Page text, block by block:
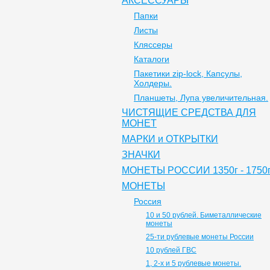
Папки
Листы
Кляссеры
Каталоги
Пакетики zip-lock, Капсулы,
Холдеры.
Планшеты, Лупа увеличительная.
ЧИСТЯЩИЕ СРЕДСТВА ДЛЯ
МОНЕТ
МАРКИ и ОТКРЫТКИ
ЗНАЧКИ
МОНЕТЫ РОССИИ 1350г -
МОНЕТЫ
Россия
10 и 50 рублей. Биметаллические
монеты
25-ти рублевые монеты России
10 рублей ГВС
1, 2-х и 5 рублевые монеты.